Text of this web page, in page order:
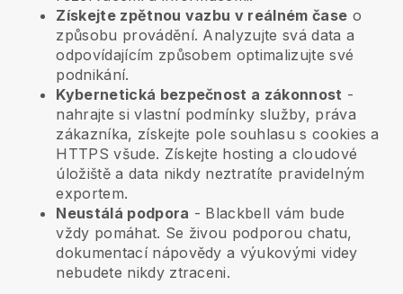
Získejte zpětnou vazbu v reálném čase o
způsobu provádění. Analyzujte svá data a
odpovídajícím způsobem optimalizujte své
podnikání.
Kybernetická bezpečnost a zákonnost -
nahrajte si vlastní podmínky služby, práva
zákazníka, získejte pole souhlasu s cookies a
HTTPS všude. Získejte hosting a cloudové
úložiště a data nikdy neztratíte pravidelným
exportem.
Neustálá podpora - Blackbell vám bude
vždy pomáhat. Se živou podporou chatu,
dokumentací nápovědy a výukovými videy
nebudete nikdy ztraceni.